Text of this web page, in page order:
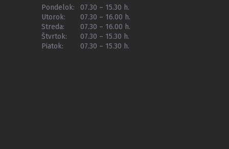
Pondelok:
07.30 – 15.30 h.
Utorok:
07.30 – 16.00 h.
Streda:
07.30 – 16.00 h.
Štvrtok:
07.30 – 15.30 h.
Piatok:
07.30 – 15.30 h.